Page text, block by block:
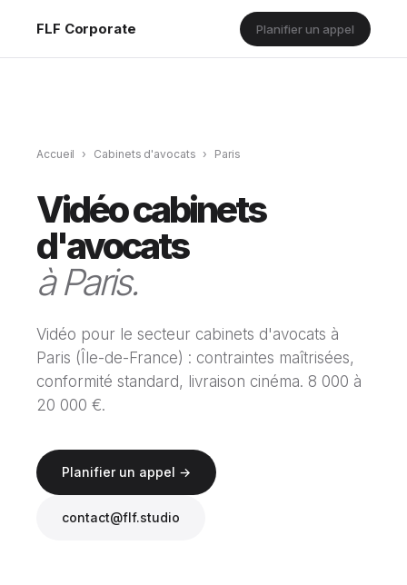
FLF Corporate Planifier un appel
Accueil › Cabinets d'avocats › Paris
Vidéo cabinets
d'avocats
à Paris.
Vidéo pour le secteur cabinets d'avocats à
Paris (Île-de-France) : contraintes maîtrisées,
conformité standard, livraison cinéma. 8 000 à
20 000 €.
Planifier un appel →
contact@flf.studio